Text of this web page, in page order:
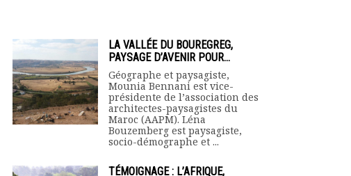
LA VALLÉE DU BOUREGREG,
PAYSAGE D’AVENIR POUR...
Géographe et paysagiste,
Mounia Bennani est vice-
présidente de l’association des
architectes-paysagistes du
Maroc (AAPM). Léna
Bouzemberg est paysagiste,
socio-démographe et ...
TÉMOIGNAGE : L’AFRIQUE,